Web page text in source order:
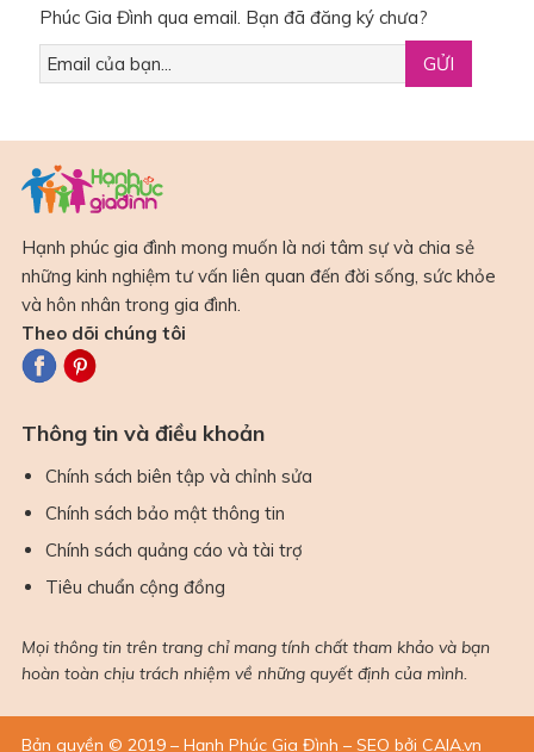
Phúc Gia Đình qua email. Bạn đã đăng ký chưa?
Hạnh phúc gia đình mong muốn là nơi tâm sự và chia sẻ
những kinh nghiệm tư vấn liên quan đến đời sống, sức khỏe
và hôn nhân trong gia đình.
Theo dõi chúng tôi
Thông tin và điều khoản
Chính sách biên tập và chỉnh sửa
Chính sách bảo mật thông tin
Chính sách quảng cáo và tài trợ
Tiêu chuẩn cộng đồng
Mọi thông tin trên trang chỉ mang tính chất tham khảo và bạn
hoàn toàn chịu trách nhiệm về những quyết định của mình.
Bản quyền © 2019 – Hạnh Phúc Gia Đình – SEO bởi CAIA.vn